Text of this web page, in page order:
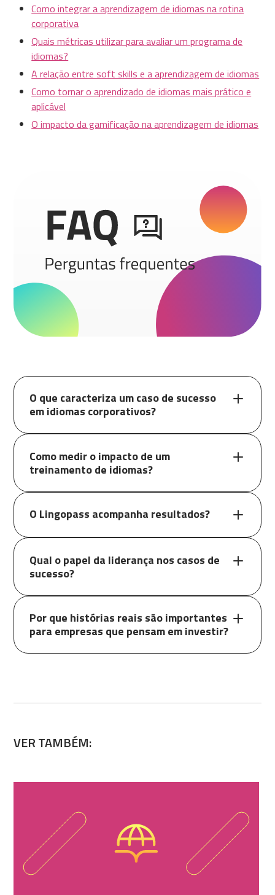
Como integrar a aprendizagem de idiomas na rotina
corporativa
Quais métricas utilizar para avaliar um programa de
idiomas?
A relação entre soft skills e a aprendizagem de idiomas
Como tornar o aprendizado de idiomas mais prático e
aplicável
O impacto da gamificação na aprendizagem de idiomas
O que caracteriza um caso de sucesso
em idiomas corporativos?
Como medir o impacto de um
treinamento de idiomas?
O Lingopass acompanha resultados?
Qual o papel da liderança nos casos de
sucesso?
Por que histórias reais são importantes
para empresas que pensam em investir?
VER TAMBÉM: